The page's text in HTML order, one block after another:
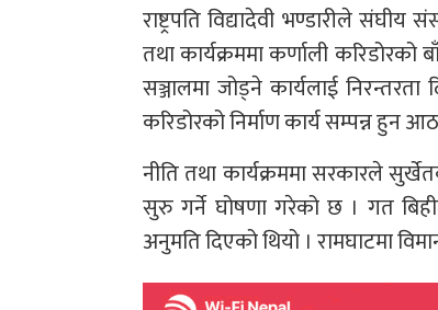
राष्ट्रपति विद्यादेवी भण्डारीले
तथा कार्यक्रममा कर्णाली करिडोरको
सञ्जालमा जोड्ने कार्यलाई
करिडोरको निर्माण कार्य सम्पन्न हुन
नीति तथा कार्यक्रममा सरकारले
सुरु गर्ने घोषणा गरेको छ । गत
अनुमति दिएको थियो । रामघाटमा